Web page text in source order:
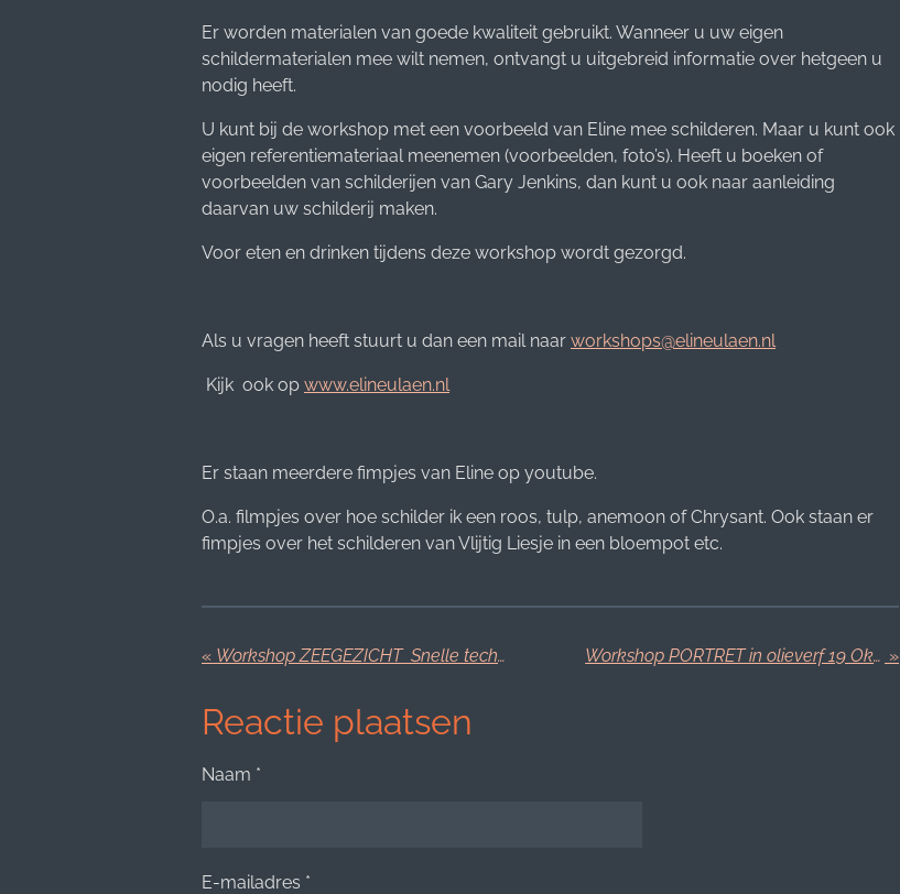
Er worden materialen van goede kwaliteit gebruikt. Wanneer u uw eigen
schildermaterialen mee wilt nemen, ontvangt u uitgebreid informatie over hetgeen u
nodig heeft.
U kunt bij de workshop met een voorbeeld van Eline mee schilderen. Maar u kunt ook
eigen referentiemateriaal meenemen (voorbeelden, foto’s). Heeft u boeken of
voorbeelden van schilderijen van Gary Jenkins, dan kunt u ook naar aanleiding
daarvan uw schilderij maken.
Voor eten en drinken tijdens deze workshop wordt gezorgd.
Als u vragen heeft stuurt u dan een mail naar workshops@elineulaen.nl
Kijk ook op www.elineulaen.nl
Er staan meerdere fimpjes van Eline op youtube.
O.a. filmpjes over hoe schilder ik een roos, tulp, anemoon of Chrysant. Ook staan er
fimpjes over het schilderen van Vlijtig Liesje in een bloempot etc.
« Workshop ZEEGEZICHT Snelle technieken met olieverf 20 Juli in Woerden Workshop PORTRET in olieverf 19 Oktober in Soest, Gary Jenkins stijl »
Reactie plaatsen
Naam *
E-mailadres *